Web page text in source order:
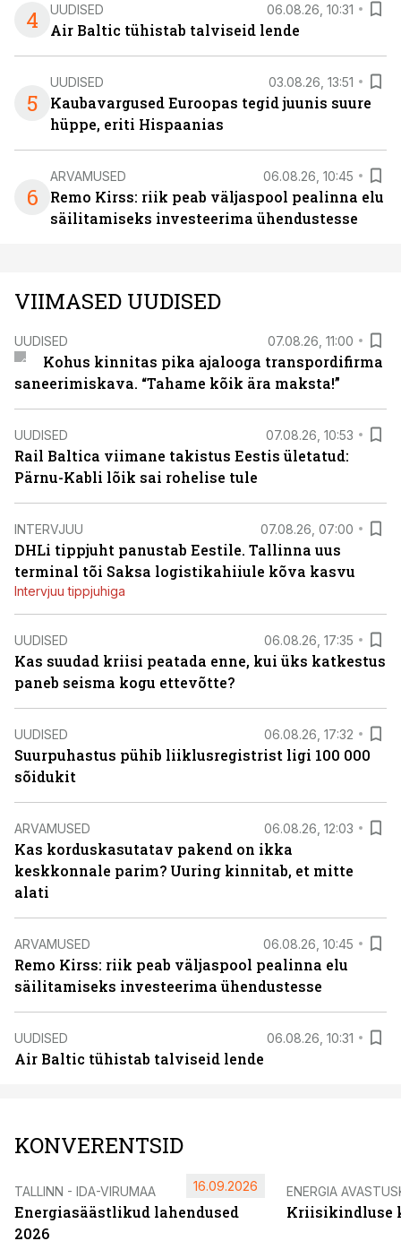
4 UUDISED 06.08.26, 10:31
Air Baltic tühistab talviseid lende
5
UUDISED 03.08.26, 13:51
Kaubavargused Euroopas tegid juunis suure
hüppe, eriti Hispaanias
6
ARVAMUSED 06.08.26, 10:45
Remo Kirss: riik peab väljaspool pealinna elu
säilitamiseks investeerima ühendustesse
VIIMASED UUDISED
UUDISED 07.08.26, 11:00
Kohus kinnitas pika ajalooga transpordifirma
saneerimiskava. “Tahame kõik ära maksta!”
UUDISED 07.08.26, 10:53
Rail Baltica viimane takistus Eestis ületatud:
Pärnu-Kabli lõik sai rohelise tule
INTERVJUU 07.08.26, 07:00
DHLi tippjuht panustab Eestile. Tallinna uus
terminal tõi Saksa logistikahiiule kõva kasvu
Intervjuu tippjuhiga
UUDISED 06.08.26, 17:35
Kas suudad kriisi peatada enne, kui üks katkestus
paneb seisma kogu ettevõtte?
UUDISED 06.08.26, 17:32
Suurpuhastus pühib liiklusregistrist ligi 100 000
sõidukit
ARVAMUSED 06.08.26, 12:03
Kas korduskasutatav pakend on ikka
keskkonnale parim? Uuring kinnitab, et mitte
alati
ARVAMUSED 06.08.26, 10:45
Remo Kirss: riik peab väljaspool pealinna elu
säilitamiseks investeerima ühendustesse
UUDISED 06.08.26, 10:31
Air Baltic tühistab talviseid lende
KONVERENTSID
TALLINN - IDA-VIRUMAA
Energiasäästlikud lahendused
2026
16.09.2026 ENERGIA
Kriisikindluse